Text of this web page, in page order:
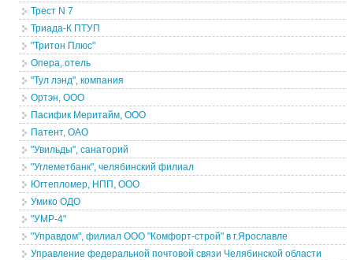
Трест N 7
Триада-К ПТУП
"Тритон Плюс"
Опера, отель
"Тул лэнд", компания
Ортэн, ООО
Пасифик Меритайм, ООО
Патент, ОАО
"Увильды", санаторий
"Углеметбанк", челябинский филиал
Югтепломер, НПП, ООО
Умико ОДО
"УМР-4"
"Управдом", филиал ООО "Комфорт-строй" в г.Ярославле
Управление федеральной почтовой связи Челябинской области